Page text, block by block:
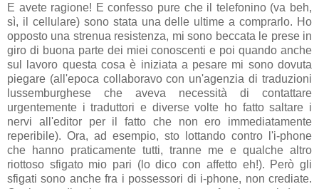
E avete ragione! E confesso pure che il telefonino (va beh,
sì, il cellulare) sono stata una delle ultime a comprarlo. Ho
opposto una strenua resistenza, mi sono beccata le prese in
giro di buona parte dei miei conoscenti e poi quando anche
sul lavoro questa cosa è iniziata a pesare mi sono dovuta
piegare (all'epoca collaboravo con un'agenzia di traduzioni
lussemburghese che aveva necessità di contattare
urgentemente i traduttori e diverse volte ho fatto saltare i
nervi all'editor per il fatto che non ero immediatamente
reperibile). Ora, ad esempio, sto lottando contro l'i-phone
che hanno praticamente tutti, tranne me e qualche altro
riottoso sfigato mio pari (lo dico con affetto eh!). Però gli
sfigati sono anche fra i possessori di i-phone, non crediate.